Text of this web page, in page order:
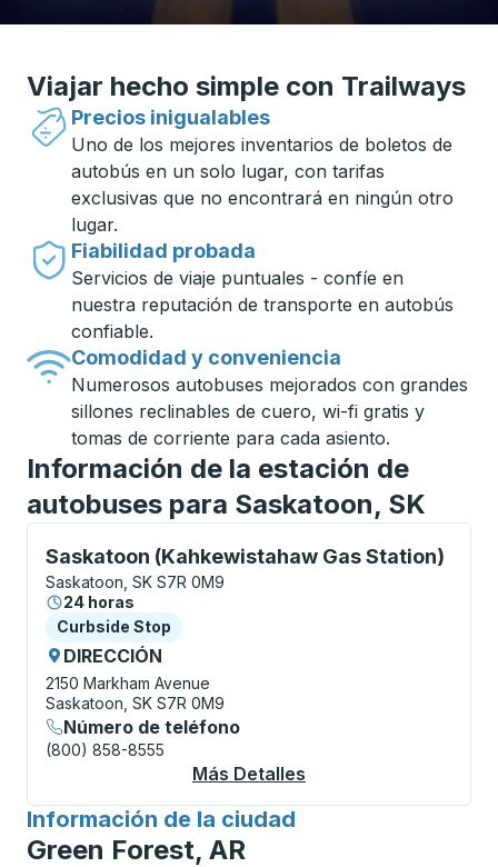
Viajar hecho simple con Trailways
Precios inigualables
Uno de los mejores inventarios de boletos de
autobús en un solo lugar, con tarifas
exclusivas que no encontrará en ningún otro
lugar.
Fiabilidad probada
Servicios de viaje puntuales - confíe en
nuestra reputación de transporte en autobús
confiable.
Comodidad y conveniencia
Numerosos autobuses mejorados con grandes
sillones reclinables de cuero, wi-fi gratis y
tomas de corriente para cada asiento.
Información de la estación de
autobuses para Saskatoon, SK
Saskatoon (Kahkewistahaw Gas Station)
Curbside Stop, utilice las teclas de flecha o la tecla
Saskatoon, SK S7R 0M9
24 horas
Curbside Stop
Curbside Stop
DIRECCIÓN
2150 Markham Avenue
Saskatoon, SK S7R 0M9
Número de teléfono
(800) 858-8555
Más Detalles
Información de la ciudad
para
Green Forest, AR